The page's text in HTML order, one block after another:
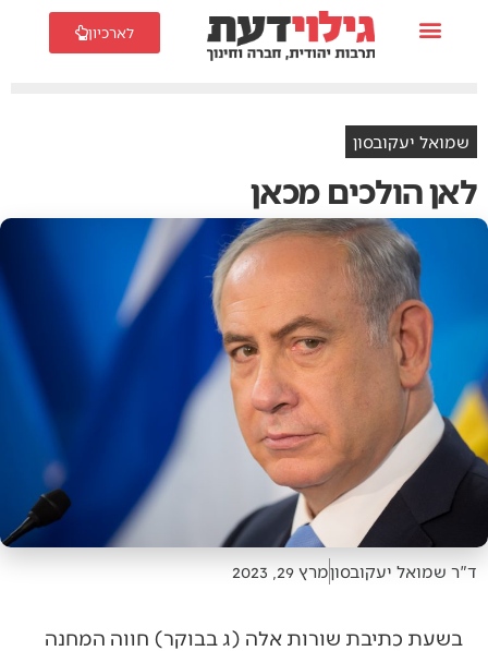
לארכיון
שמואל יעקובסון
לאן הולכים מכאן
ד"ר שמואל יעקובסוןמרץ 29, 2023
בשעת כתיבת שורות אלה (ג בבוקר) חווה המחנה